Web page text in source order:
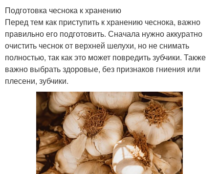
Подготовка чеснока к хранению
Перед тем как приступить к хранению чеснока, важно
правильно его подготовить. Сначала нужно аккуратно
очистить чеснок от верхней шелухи, но не снимать
полностью, так как это может повредить зубчики. Также
важно выбрать здоровые, без признаков гниения или
плесени, зубчики.